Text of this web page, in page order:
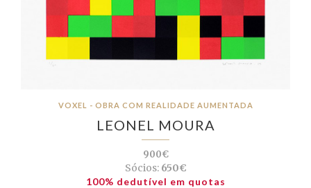
VOXEL - OBRA COM REALIDADE AUMENTADA
LEONEL MOURA
900€
Sócios:650€
100% dedutível em quotas